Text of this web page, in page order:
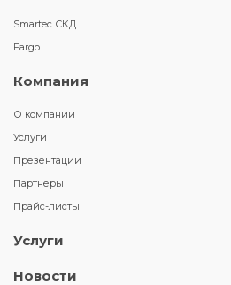
Smartec СКД
Fargo
Компания
О компании
Услуги
Презентации
Партнеры
Прайс-листы
Услуги
Новости